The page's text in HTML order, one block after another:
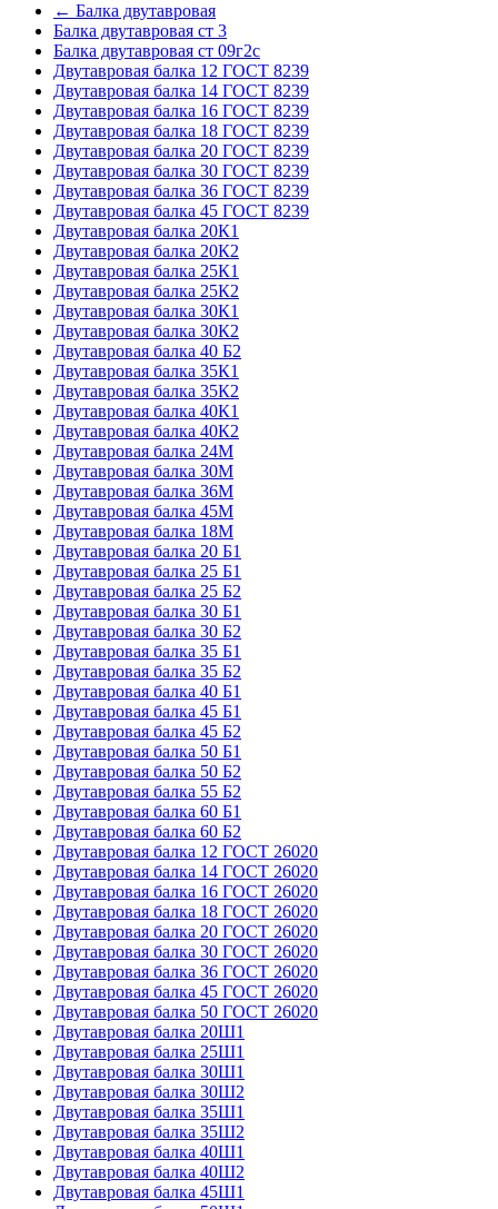
← Балка двутавровая
Балка двутавровая ст 3
Балка двутавровая ст 09г2с
Двутавровая балка 12 ГОСТ 8239
Двутавровая балка 14 ГОСТ 8239
Двутавровая балка 16 ГОСТ 8239
Двутавровая балка 18 ГОСТ 8239
Двутавровая балка 20 ГОСТ 8239
Двутавровая балка 30 ГОСТ 8239
Двутавровая балка 36 ГОСТ 8239
Двутавровая балка 45 ГОСТ 8239
Двутавровая балка 20К1
Двутавровая балка 20К2
Двутавровая балка 25К1
Двутавровая балка 25К2
Двутавровая балка 30К1
Двутавровая балка 30К2
Двутавровая балка 40 Б2
Двутавровая балка 35К1
Двутавровая балка 35К2
Двутавровая балка 40К1
Двутавровая балка 40К2
Двутавровая балка 24М
Двутавровая балка 30М
Двутавровая балка 36М
Двутавровая балка 45М
Двутавровая балка 18М
Двутавровая балка 20 Б1
Двутавровая балка 25 Б1
Двутавровая балка 25 Б2
Двутавровая балка 30 Б1
Двутавровая балка 30 Б2
Двутавровая балка 35 Б1
Двутавровая балка 35 Б2
Двутавровая балка 40 Б1
Двутавровая балка 45 Б1
Двутавровая балка 45 Б2
Двутавровая балка 50 Б1
Двутавровая балка 50 Б2
Двутавровая балка 55 Б2
Двутавровая балка 60 Б1
Двутавровая балка 60 Б2
Двутавровая балка 12 ГОСТ 26020
Двутавровая балка 14 ГОСТ 26020
Двутавровая балка 16 ГОСТ 26020
Двутавровая балка 18 ГОСТ 26020
Двутавровая балка 20 ГОСТ 26020
Двутавровая балка 30 ГОСТ 26020
Двутавровая балка 36 ГОСТ 26020
Двутавровая балка 45 ГОСТ 26020
Двутавровая балка 50 ГОСТ 26020
Двутавровая балка 20Ш1
Двутавровая балка 25Ш1
Двутавровая балка 30Ш1
Двутавровая балка 30Ш2
Двутавровая балка 35Ш1
Двутавровая балка 35Ш2
Двутавровая балка 40Ш1
Двутавровая балка 40Ш2
Двутавровая балка 45Ш1